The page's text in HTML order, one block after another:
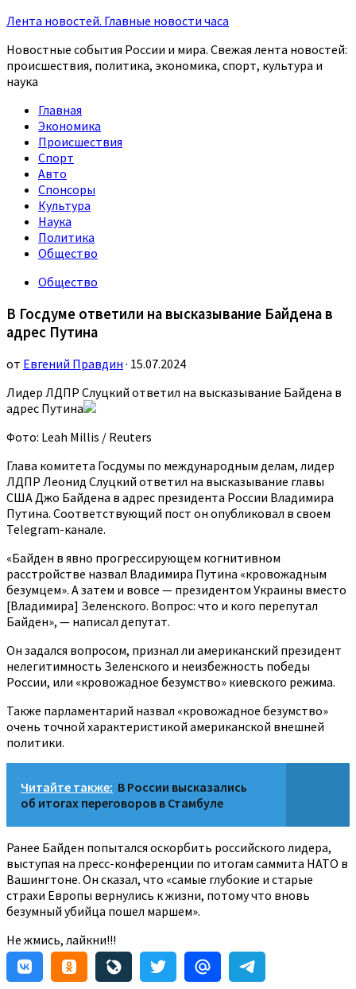
Лента новостей. Главные новости часа
Новостные события России и мира. Свежая лента новостей:
происшествия, политика, экономика, спорт, культура и
наука
Главная
Экономика
Происшествия
Спорт
Авто
Спонсоры
Культура
Наука
Политика
Общество
Общество
В Госдуме ответили на высказывание Байдена в
адрес Путина
от Евгений Правдин · 15.07.2024
Лидер ЛДПР Слуцкий ответил на высказывание Байдена в
адрес Путина
Фото: Leah Millis / Reuters
Глава комитета Госдумы по международным делам, лидер
ЛДПР Леонид Слуцкий ответил на высказывание главы
США Джо Байдена в адрес президента России Владимира
Путина. Соответствующий пост он опубликовал в своем
Telegram-канале.
«Байден в явно прогрессирующем когнитивном
расстройстве назвал Владимира Путина «кровожадным
безумцем». А затем и вовсе — президентом Украины вместо
[Владимира] Зеленского. Вопрос: что и кого перепутал
Байден», — написал депутат.
Он задался вопросом, признал ли американский президент
нелегитимность Зеленского и неизбежность победы
России, или «кровожадное безумство» киевского режима.
Также парламентарий назвал «кровожадное безумство»
очень точной характеристикой американской внешней
политики.
Читайте также: В России высказались
об итогах переговоров в Стамбуле
Ранее Байден попытался оскорбить российского лидера,
выступая на пресс-конференции по итогам саммита НАТО в
Вашингтоне. Он сказал, что «самые глубокие и старые
страхи Европы вернулись к жизни, потому что вновь
безумный убийца пошел маршем».
Не жмись, лайкни!!!